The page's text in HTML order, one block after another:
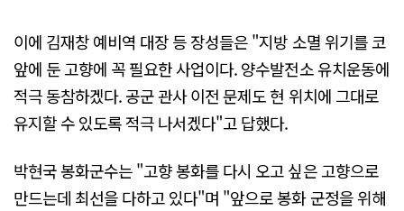
이에 김재창 예비역 대장 등 장성들은 "지방 소멸 위기를 코
앞에 둔 고향에 꼭 필요한 사업이다. 양수발전소 유치운동에
적극 동참하겠다. 공군 관사 이전 문제도 현 위치에 그대로
유지할 수 있도록 적극 나서겠다"고 답했다.
박현국 봉화군수는 "고향 봉화를 다시 오고 싶은 고향으로
만드는데 최선을 다하고 있다"며 "앞으로 봉화 군정을 위해